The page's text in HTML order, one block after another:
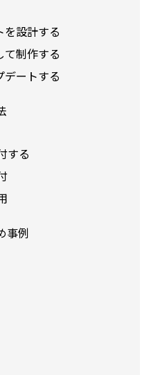
を設計する
て制作する
デートする
する
事例